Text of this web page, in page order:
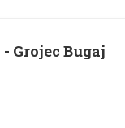
Grojec Bugaj